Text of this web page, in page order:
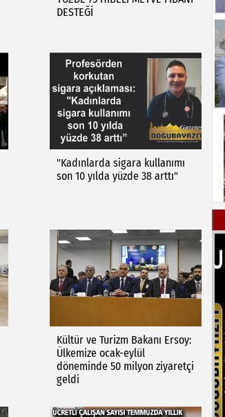
DESTEĞİ
"Kadınlarda sigara kullanımı
son 10 yılda yüzde 38 arttı"
Kültür ve Turizm Bakanı Ersoy:
Ülkemize ocak-eylül
döneminde 50 milyon ziyaretçi
geldi